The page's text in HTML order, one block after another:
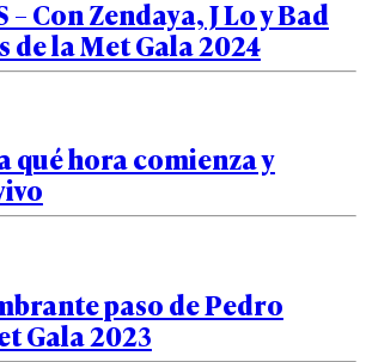
– Con Zendaya, J Lo y Bad
de la Met Gala 2024
qué hora comienza y
paso de Pedro
Gala 2023